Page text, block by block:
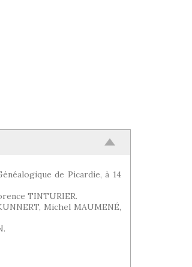
de Picardie, à 14
TINTURIER.
Michel MAUMENÉ,